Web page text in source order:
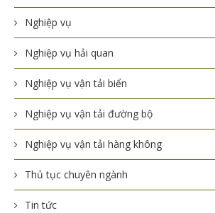
Nghiệp vụ
Nghiệp vụ hải quan
Nghiệp vụ vận tải biển
Nghiệp vụ vận tải đường bộ
Nghiệp vụ vận tải hàng không
Thủ tục chuyên ngành
Tin tức